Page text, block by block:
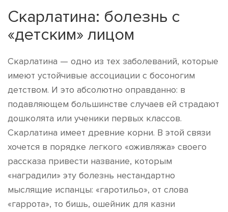
Скарлатина: болезнь с
«детским» лицом
Скарлатина — одно из тех заболеваний, которые
имеют устойчивые ассоциации с босоногим
детством. И это абсолютно оправданно: в
подавляющем большинстве случаев ей страдают
дошколята или ученики первых классов.
Скарлатина имеет древние корни. В этой связи
хочется в порядке легкого «оживляжа» своего
рассказа привести название, которым
«наградили» эту болезнь нестандартно
мыслящие испанцы: «гаротильо», от слова
«гаррота», то бишь, ошейник для казни